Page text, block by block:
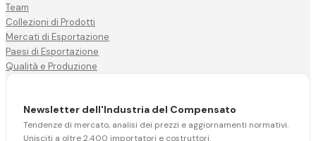
Team
Collezioni di Prodotti
Mercati di Esportazione
Paesi di Esportazione
Qualità e Produzione
Newsletter dell'Industria del Compensato
Tendenze di mercato, analisi dei prezzi e aggiornamenti normativi.
Unisciti a oltre 2.400 importatori e costruttori.